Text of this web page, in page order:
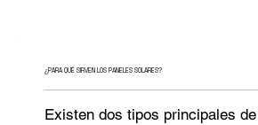
¿PARA QUÉ SIRVEN LOS PANELES SOLARES?
Existen dos tipos principales